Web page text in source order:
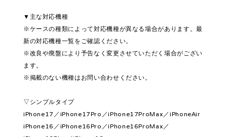
▼主な対応機種
※ケースの種類によって対応機種が異なる場合があります。最
新の対応機種一覧をご確認ください。
※改良や廃盤により予告なく変更させていただく場合がござい
ます。
※掲載のない機種はお問い合わせください。
▽シンプルタイプ
iPhone17／iPhone17Pro／iPhone17ProMax／iPhoneAir
iPhone16／iPhone16Pro／iPhone16ProMax／